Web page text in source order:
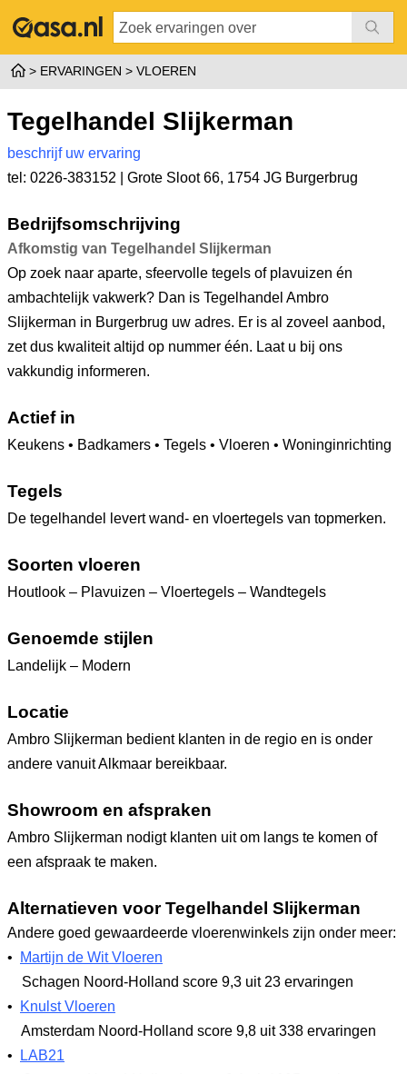
ERVARINGEN VLOEREN
Tegelhandel Slijkerman
beschrijf uw ervaring
tel: 0226-383152 | Grote Sloot 66, 1754 JG Burgerbrug
Bedrijfsomschrijving
Afkomstig van Tegelhandel Slijkerman
Op zoek naar aparte, sfeervolle tegels of plavuizen én
ambachtelijk vakwerk? Dan is Tegelhandel Ambro
Slijkerman in Burgerbrug uw adres. Er is al zoveel aanbod,
zet dus kwaliteit altijd op nummer één. Laat u bij ons
vakkundig informeren.
Actief in
Keukens • Badkamers • Tegels • Vloeren • Woninginrichting
Tegels
De tegelhandel levert wand- en vloertegels van topmerken.
Soorten vloeren
Houtlook – Plavuizen – Vloertegels – Wandtegels
Genoemde stijlen
Landelijk – Modern
Locatie
Ambro Slijkerman bedient klanten in de regio en is onder
andere vanuit Alkmaar bereikbaar.
Showroom en afspraken
Ambro Slijkerman nodigt klanten uit om langs te komen of
een afspraak te maken.
Alternatieven voor Tegelhandel Slijkerman
Andere goed gewaardeerde vloerenwinkels zijn onder meer:
•
Martijn de Wit Vloeren
Schagen Noord-Holland score 9,3 uit 23 ervaringen
•
Knulst Vloeren
Amsterdam Noord-Holland score 9,8 uit 338 ervaringen
•
LAB21